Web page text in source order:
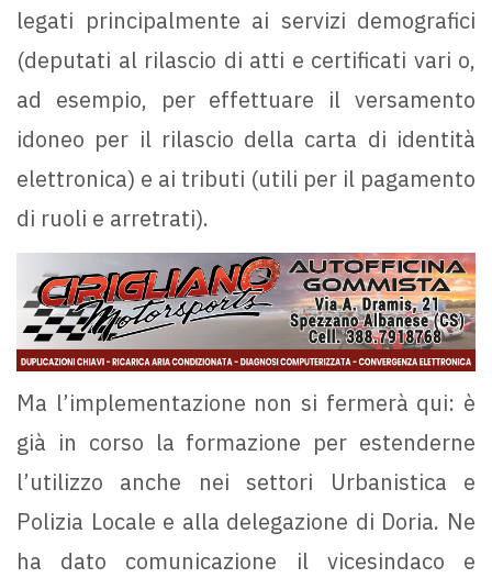
legati principalmente ai servizi demografici
(deputati al rilascio di atti e certificati vari o,
ad esempio, per effettuare il versamento
idoneo per il rilascio della carta di identità
elettronica) e ai tributi (utili per il pagamento
di ruoli e arretrati).
Ma l’implementazione non si fermerà qui: è
già in corso la formazione per estenderne
l’utilizzo anche nei settori Urbanistica e
Polizia Locale e alla delegazione di Doria. Ne
ha dato comunicazione il vicesindaco e